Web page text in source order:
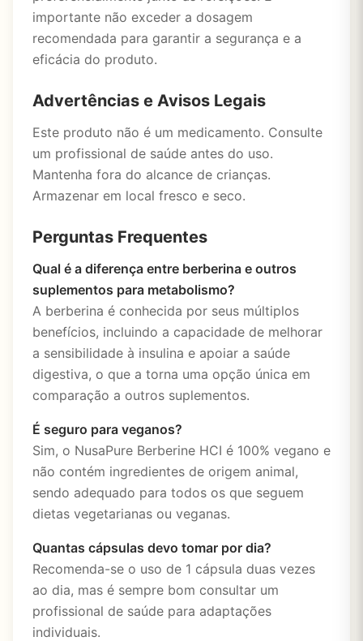
importante não exceder a dosagem
recomendada para garantir a segurança e a
eficácia do produto.
Advertências e Avisos Legais
Este produto não é um medicamento. Consulte
um profissional de saúde antes do uso.
Mantenha fora do alcance de crianças.
Armazenar em local fresco e seco.
Perguntas Frequentes
Qual é a diferença entre berberina e outros
suplementos para metabolismo?
A berberina é conhecida por seus múltiplos
benefícios, incluindo a capacidade de melhorar
a sensibilidade à insulina e apoiar a saúde
digestiva, o que a torna uma opção única em
comparação a outros suplementos.
É seguro para veganos?
Sim, o NusaPure Berberine HCI é 100% vegano e
não contém ingredientes de origem animal,
sendo adequado para todos os que seguem
dietas vegetarianas ou veganas.
Quantas cápsulas devo tomar por dia?
Recomenda-se o uso de 1 cápsula duas vezes
ao dia, mas é sempre bom consultar um
profissional de saúde para adaptações
individuais.